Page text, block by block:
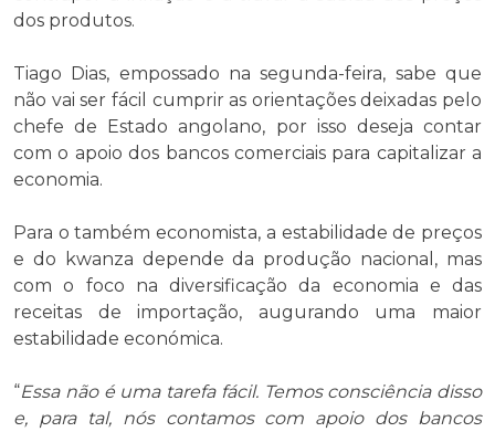
dos produtos.
Tiago Dias, empossado na segunda-feira, sabe que
não vai ser fácil cumprir as orientações deixadas pelo
chefe de Estado angolano, por isso deseja contar
com o apoio dos bancos comerciais para capitalizar a
economia.
Para o também economista, a estabilidade de preços
e do kwanza depende da produção nacional, mas
com o foco na diversificação da economia e das
receitas de importação, augurando uma maior
estabilidade económica.
“Essa não é uma tarefa fácil. Temos consciência disso
e, para tal, nós contamos com apoio dos bancos